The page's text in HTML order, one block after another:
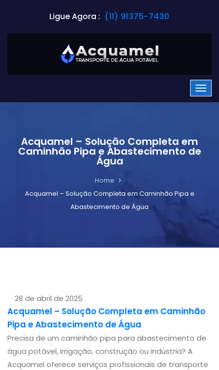
Ligue Agora : (11) 91375-7430
Acquamel – Solução Completa em
Caminhão Pipa e Abastecimento de
Água
Home
Acquamel – Solução Completa em Caminhão Pipa e
Abastecimento de Água
28 de abril de 2025
Acquamel – Solução Completa em Caminhão
Pipa e Abastecimento de Água
Precisa de um caminhão pipa para abastecimento de
água potável, irrigação, construção ou indústria? A
Acquamel oferece serviços profissionais de transporte